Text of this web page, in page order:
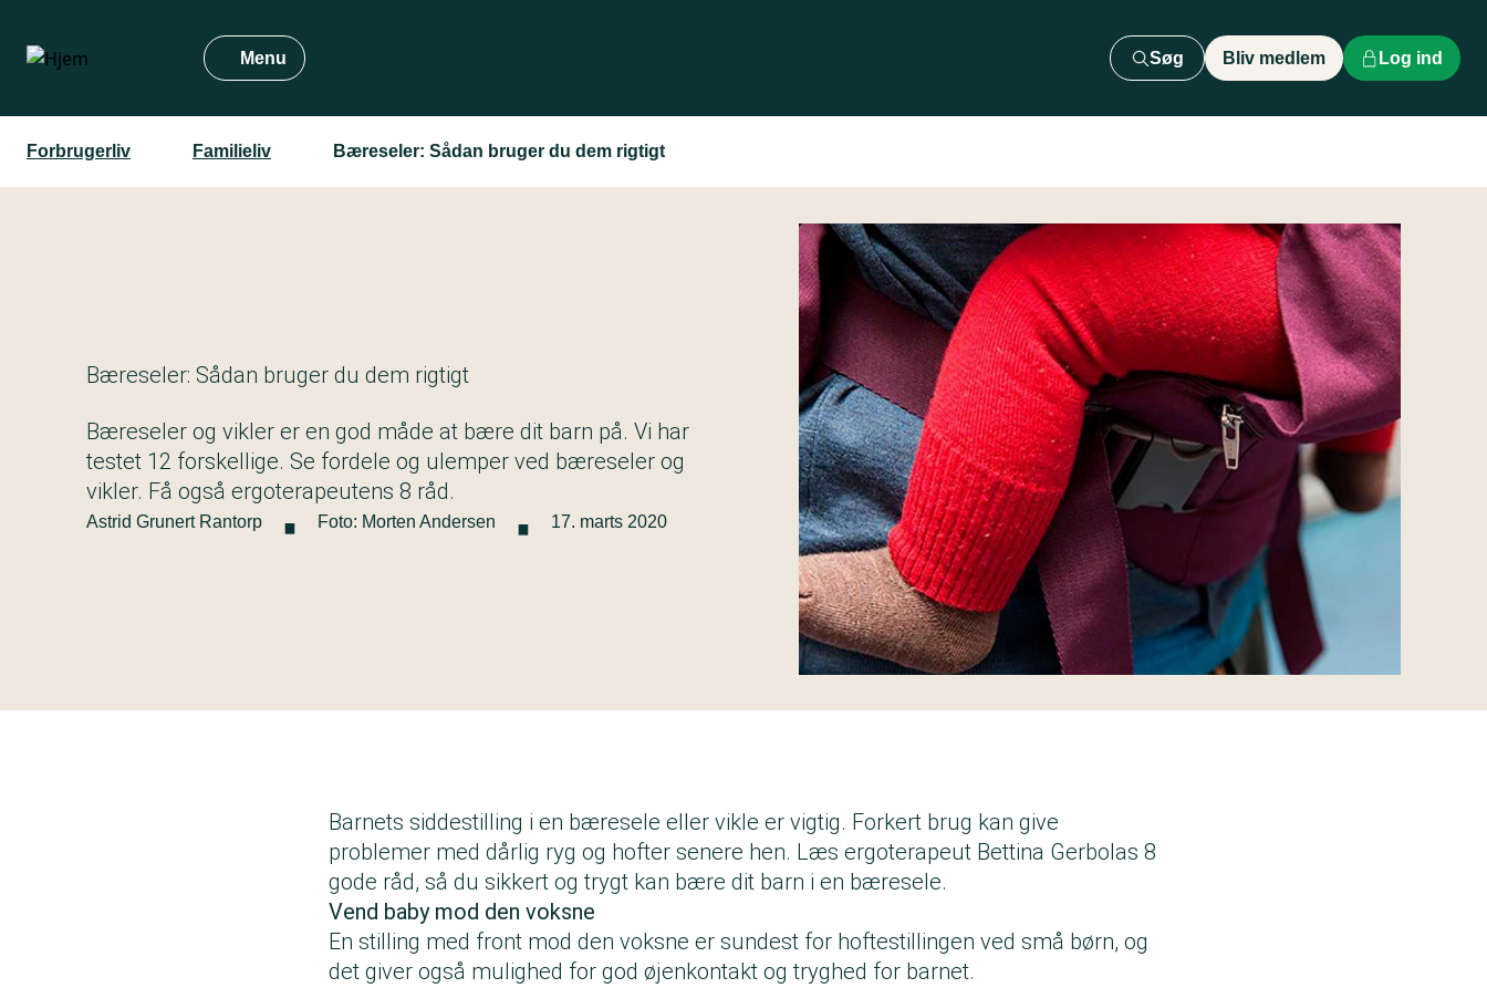
hovedindhold
Menu Søg Bliv medlem Log ind
Forbrugerliv Familieliv Bæreseler: Sådan bruger du dem rigtigt
Bæreseler: Sådan bruger du dem rigtigt
Bæreseler og vikler er en god måde at bære dit barn på. Vi har
testet 12 forskellige. Se fordele og ulemper ved bæreseler og
vikler. Få også ergoterapeutens 8 råd.
Astrid Grunert Rantorp · Foto: Morten Andersen · 17. marts 2020
Barnets siddestilling i en bæresele eller vikle er vigtig. Forkert brug kan give
problemer med dårlig ryg og hofter senere hen. Læs ergoterapeut Bettina Gerbolas 8
gode råd, så du sikkert og trygt kan bære dit barn i en bæresele.
Vend baby mod den voksne
En stilling med front mod den voksne er sundest for hoftestillingen ved små børn, og
det giver også mulighed for god øjenkontakt og tryghed for barnet.